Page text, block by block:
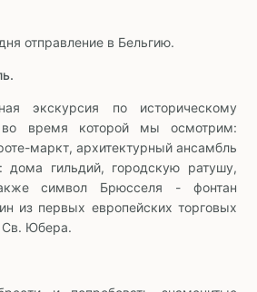
отправление в Бельгию.
экскурсия по историческому
во время которой мы осмотрим:
маркт, архитектурный ансамбль
дома гильдий, городскую ратушу,
символ Брюсселя - фонтан
из первых европейских торговых
Св. Юбера.